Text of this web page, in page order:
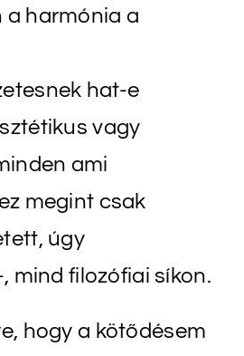
a harmónia a
hat-e
vagy
ami
megint csak
úgy
mind filozófiai síkon.
hogy a kötődésem